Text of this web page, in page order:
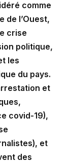
comme
de l’Ouest,
crise
politique,
les
du pays.
et
covid-19),
et
des